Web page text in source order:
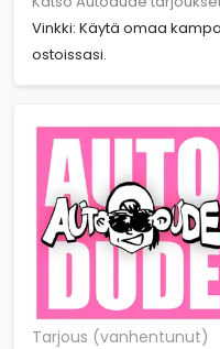
Vinkki: Käytä omaa
ostoissasi.
Tarjous (vanhentunut)